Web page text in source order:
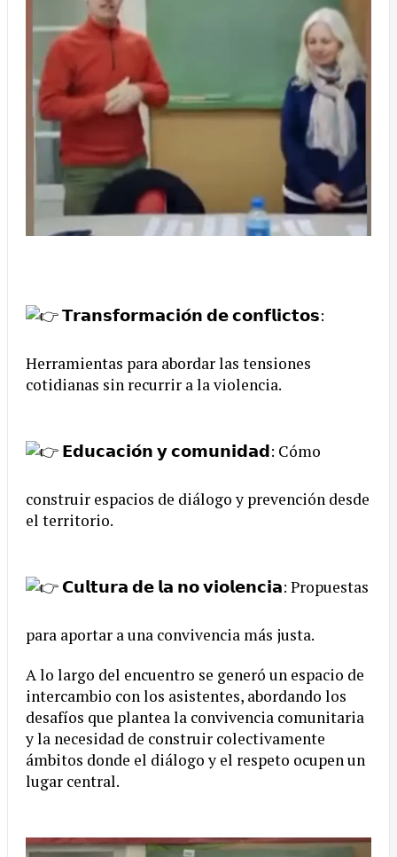
𝗧𝗿𝗮𝗻𝘀𝗳𝗼𝗿𝗺𝗮𝗰𝗶𝗼́𝗻 𝗱𝗲 𝗰𝗼𝗻𝗳𝗹𝗶𝗰𝘁𝗼𝘀:
Herramientas para abordar las tensiones
cotidianas sin recurrir a la violencia.
𝗘𝗱𝘂𝗰𝗮𝗰𝗶𝗼́𝗻 𝘆 𝗰𝗼𝗺𝘂𝗻𝗶𝗱𝗮𝗱: Cómo
construir espacios de diálogo y prevención desde
el territorio.
𝗖𝘂𝗹𝘁𝘂𝗿𝗮 𝗱𝗲 𝗹𝗮 𝗻𝗼 𝘃𝗶𝗼𝗹𝗲𝗻𝗰𝗶𝗮: Propuestas
para aportar a una convivencia más justa.
A lo largo del encuentro se generó un espacio de
intercambio con los asistentes, abordando los
desafíos que plantea la convivencia comunitaria
y la necesidad de construir colectivamente
ámbitos donde el diálogo y el respeto ocupen un
lugar central.